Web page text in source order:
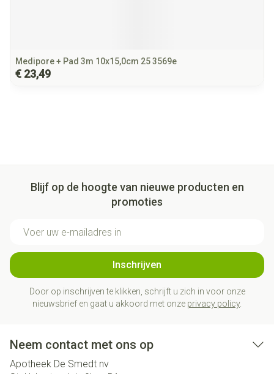
Medipore + Pad 3m 10x15,0cm 25 3569e
€ 23,49
Blijf op de hoogte van nieuwe producten en
promoties
Inschrijven
Door op inschrijven te klikken, schrijft u zich in voor onze
nieuwsbrief en gaat u akkoord met onze privacy policy.
Neem contact met ons op
Apotheek De Smedt nv